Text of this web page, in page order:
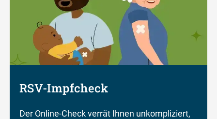
RSV-Impfcheck
Der Online-Check verrät Ihnen unkompliziert,